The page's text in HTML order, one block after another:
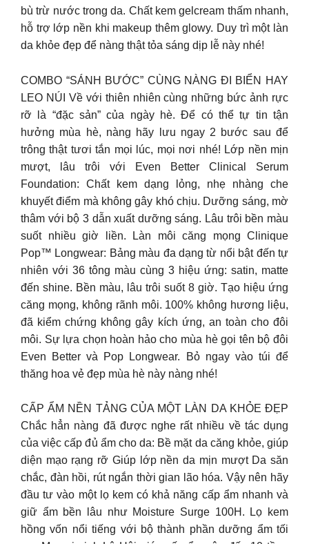
bù trừ nước trong da. Chất kem gelcream thấm nhanh,
hỗ trợ lớp nền khi makeup thêm glowy. Duy trì một làn
da khỏe đẹp để nàng thật tỏa sáng dịp lễ này nhé!
COMBO “SÁNH BƯỚC” CÙNG NÀNG ĐI BIỂN HAY
LEO NÚI Về với thiên nhiên cùng những bức ảnh rực
rỡ là “đặc sản” của ngày hè. Để có thể tự tin tận
hưởng mùa hè, nàng hãy lưu ngay 2 bước sau để
trông thật tươi tắn mọi lúc, mọi nơi nhé! Lớp nền mịn
mượt, lâu trôi với Even Better Clinical Serum
Foundation: Chất kem dạng lỏng, nhẹ nhàng che
khuyết điểm mà không gây khó chịu. Dưỡng sáng, mờ
thâm với bộ 3 dẫn xuất dưỡng sáng. Lâu trôi bền màu
suốt nhiều giờ liền. Làn môi căng mọng Clinique
Pop™ Longwear: Bảng màu đa dạng từ nổi bật đến tự
nhiên với 36 tông màu cùng 3 hiệu ứng: satin, matte
đến shine. Bền màu, lâu trôi suốt 8 giờ. Tạo hiệu ứng
căng mọng, không rãnh môi. 100% không hương liệu,
đã kiểm chứng không gây kích ứng, an toàn cho đôi
môi. Sự lựa chọn hoàn hảo cho mùa hè gọi tên bộ đôi
Even Better và Pop Longwear. Bỏ ngay vào túi để
thăng hoa vẻ đẹp mùa hè này nàng nhé!
CẤP ẨM NỀN TẢNG CỦA MỘT LÀN DA KHỎE ĐẸP
Chắc hẳn nàng đã được nghe rất nhiều về tác dụng
của việc cấp đủ ẩm cho da: Bề mặt da căng khỏe, giúp
diện mạo rạng rỡ Giúp lớp nền da mịn mượt Da săn
chắc, đàn hồi, rút ngắn thời gian lão hóa. Vậy nên hãy
đầu tư vào một lọ kem có khả năng cấp ẩm nhanh và
giữ ẩm bền lâu như Moisture Surge 100H. Lọ kem
hồng vốn nổi tiếng với bộ thành phần dưỡng ẩm tối